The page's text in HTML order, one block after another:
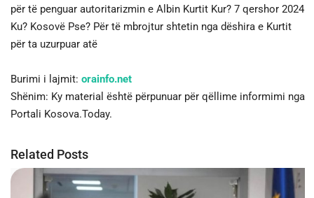
për të penguar autoritarizmin e Albin Kurtit Kur? 7 qershor 2024
Ku? Kosovë Pse? Për të mbrojtur shtetin nga dëshira e Kurtit
për ta uzurpuar atë
Burimi i lajmit: orainfo.net
Shënim: Ky material është përpunuar për qëllime informimi nga
Portali Kosova.Today.
Related Posts